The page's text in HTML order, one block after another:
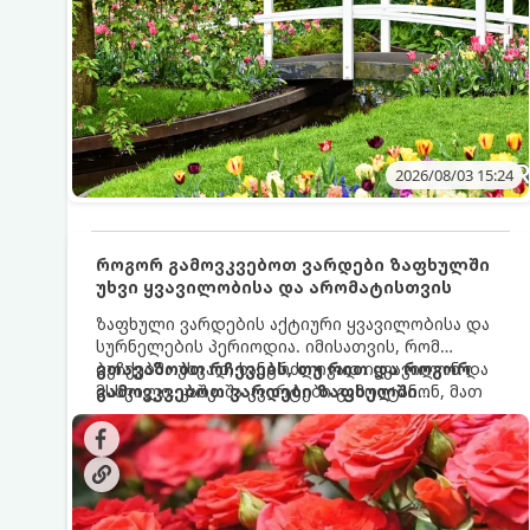
2026/08/03 15:24
როგორ გამოვკვებოთ ვარდები ზაფხულში
უხვი ყვავილობისა და არომატისთვის
ზაფხული ვარდების აქტიური ყვავილობისა და
სურნელების პერიოდია. იმისათვის, რომ
ბუჩქებმა უხვად, ხანგრძლივად იყვავილონ და
მსხვილი, კაშკაშა კვირტები გამოიტანონ, მათ
რეგულარული და სწორი გამოკვება
სჭირდებათ. ზაფხულის პერიოდში მცენარის
მოთხოვნილებები იცვლება, ამიტომ
მნიშვნელოვანია ვიცოდეთ, რომელი სასუქები
გამოიყენება ამ დროს.
გთავაზობთ რჩევებს, თუ რით და როგორ
გამოვკვებოთ ვარდები ზაფხულში
საუკეთესო შედეგის მისაღწევად: